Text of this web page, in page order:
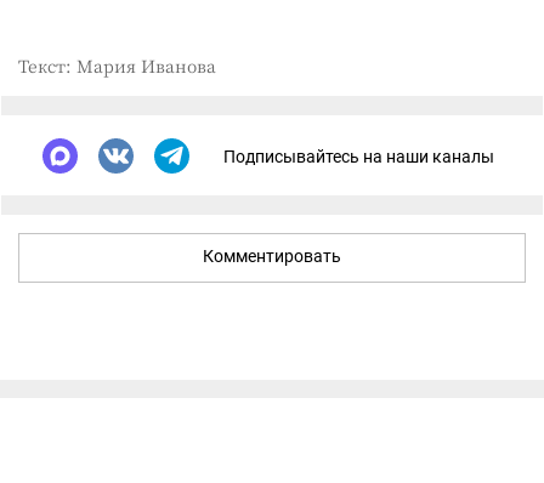
Текст: Мария Иванова
Подписывайтесь на наши каналы
Комментировать